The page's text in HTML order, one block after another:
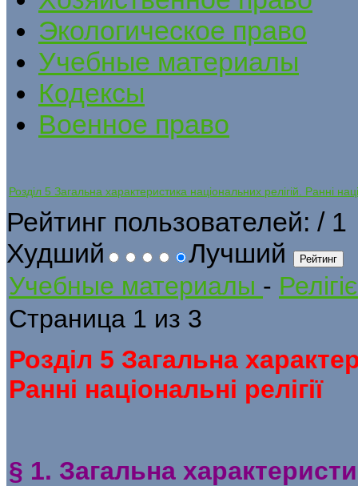
Экологическое право
Учебные материалы
Кодексы
Военное право
Розділ 5 Загальна характеристика національних релігій. Ранні
Рейтинг пользователей: / 1
Худший
Лучший
Учебные материалы -
Страница 1 из 3
Розділ 5 Загальна
Ранні національні релігії
§ 1. Загальна